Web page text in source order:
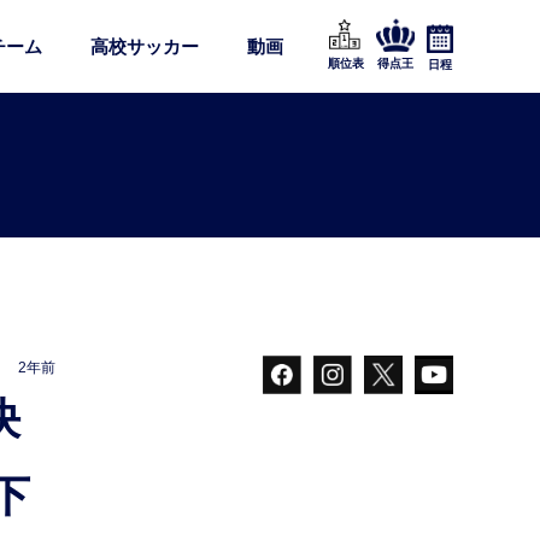
ーム 高校サッカー 動画
順位表 得点王 日程
2年前